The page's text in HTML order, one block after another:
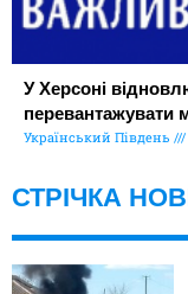
У Херсоні
перевантажувати
Український Південь
СТРІЧКА